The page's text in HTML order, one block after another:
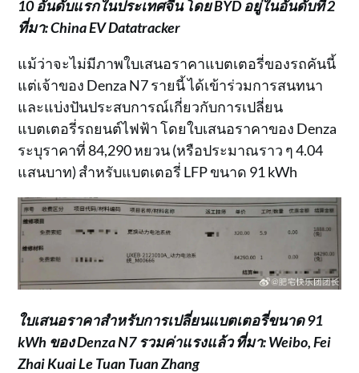
10 อันดับแรกในประเทศจีน โดย BYD อยู่ในอันดับที่ 2
ที่มา: China EV Datatracker
แม้ว่าจะไม่มีภาพใบเสนอราคาแบตเตอรี่ของรถคันนี้
แต่เจ้าของ Denza N7 รายนี้ ได้เข้าร่วมการสนทนา
และแบ่งปันประสบการณ์เกี่ยวกับการเปลี่ยน
แบตเตอรี่รถยนต์ไฟฟ้า โดยใบเสนอราคาของ Denza
ระบุราคาที่ 84,290 หยวน (หรือประมาณราว ๆ 4.04
แสนบาท) สำหรับแบตเตอรี่ LFP ขนาด 91 kWh
ใบเสนอราคาสำหรับการเปลี่ยนแบตเตอรี่ขนาด 91
kWh ของ Denza N7 รวมค่าแรงแล้ว ที่มา: Weibo, Fei
Zhai Kuai Le Tuan Tuan Zhang